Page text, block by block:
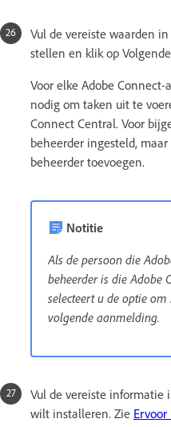
Vul de vereiste waarden
stellen en klik op
Voor elke Adobe
nodig om taken uit te
Connect Central. Voor
beheerder ingesteld,
beheerder toevoegen.
Notitie
Als de persoon die
beheerder is die Adobe
selecteert u de optie
volgende aanmelding.
Vul de vereiste informatie
wilt installeren. Zie